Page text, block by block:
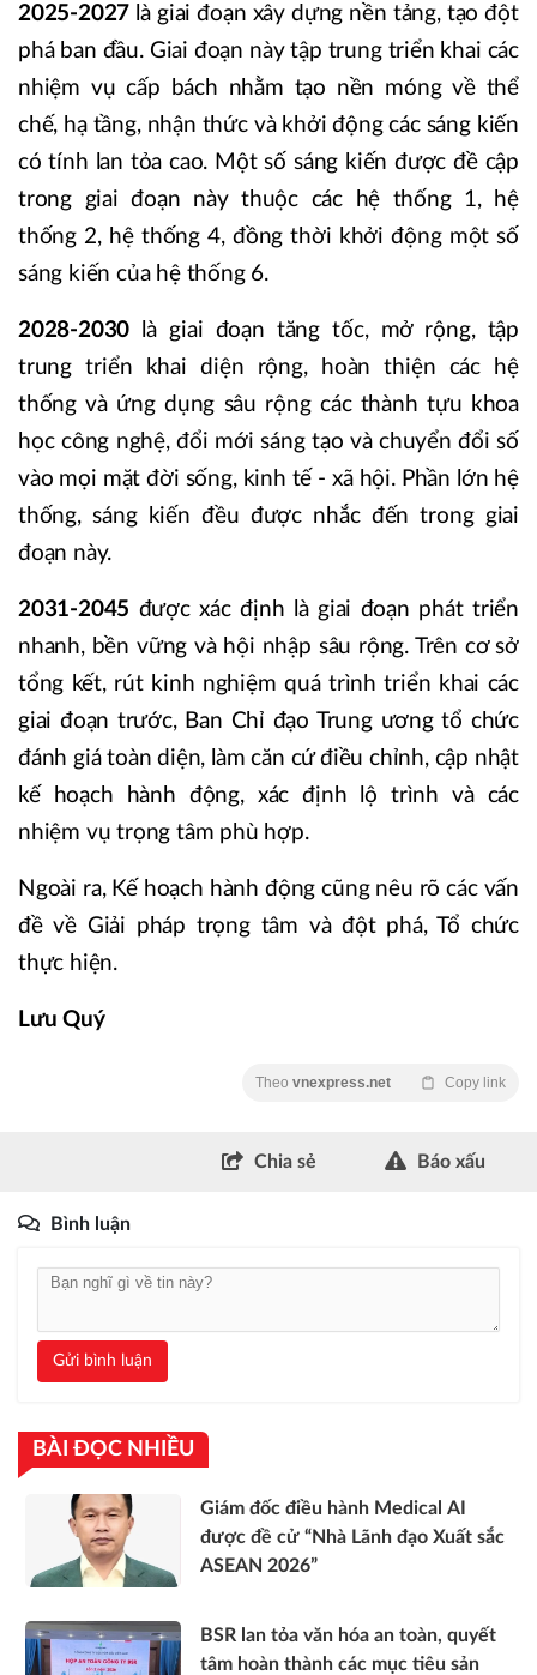
2025-2027 là giai đoạn xây dựng nền tảng, tạo đột
phá ban đầu. Giai đoạn này tập trung triển khai các
nhiệm vụ cấp bách nhằm tạo nền móng về thể
chế, hạ tầng, nhận thức và khởi động các sáng kiến
có tính lan tỏa cao. Một số sáng kiến được đề cập
trong giai đoạn này thuộc các hệ thống 1, hệ
thống 2, hệ thống 4, đồng thời khởi động một số
sáng kiến của hệ thống 6.
2028-2030
là giai đoạn tăng tốc, mở rộng, tập
trung triển khai diện rộng, hoàn thiện các hệ
thống và ứng dụng sâu rộng các thành tựu khoa
học công nghệ, đổi mới sáng tạo và chuyển đổi số
vào mọi mặt đời sống, kinh tế - xã hội. Phần lớn hệ
thống, sáng kiến đều được nhắc đến trong giai
đoạn này.
2031-2045 được xác định là giai đoạn phát triển
nhanh, bền vững và hội nhập sâu rộng. Trên cơ sở
tổng kết, rút kinh nghiệm quá trình triển khai các
giai đoạn trước, Ban Chỉ đạo Trung ương tổ chức
đánh giá toàn diện, làm căn cứ điều chỉnh, cập nhật
kế hoạch hành động, xác định lộ trình và các
nhiệm vụ trọng tâm phù hợp.
Ngoài ra, Kế hoạch hành động cũng nêu rõ các vấn
đề về Giải pháp trọng tâm và đột phá, Tổ chức
thực hiện.
Lưu Quý
Theo vnexpress.net Copy link
Chia sẻ Báo xấu
Bình luận
Gửi bình luận
BÀI ĐỌC NHIỀU
Giám đốc điều hành Medical AI
được đề cử “Nhà Lãnh đạo Xuất sắc
ASEAN 2026”
BSR lan tỏa văn hóa an toàn, quyết
tâm hoàn thành các mục tiêu sản